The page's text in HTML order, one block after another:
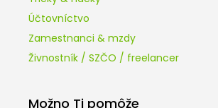
Účtovníctvo
Zamestnanci & mzdy
Živnostník / SZČO / freelancer
Možno Ti pomôže